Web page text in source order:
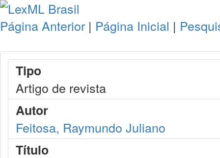
Página Anterior | Página Inicial |
Tipo
Artigo de revista
Autor
Feitosa, Raymundo Juliano
Título